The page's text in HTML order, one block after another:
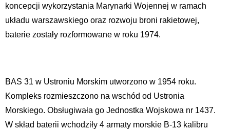
koncepcji wykorzystania Marynarki Wojennej w ramach
układu warszawskiego oraz rozwoju broni rakietowej,
baterie zostały rozformowane w roku 1974.
BAS 31 w Ustroniu Morskim utworzono w 1954 roku.
Kompleks rozmieszczono na wschód od Ustronia
Morskiego. Obsługiwała go Jednostka Wojskowa nr 1437.
W skład baterii wchodziły 4 armaty morskie B-13 kalibru